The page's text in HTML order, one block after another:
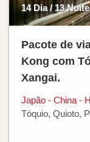
14 Dia / 13 Noite
Pacote de
Kong com
Xangai.
Japão - China -
Tóquio, Quioto,